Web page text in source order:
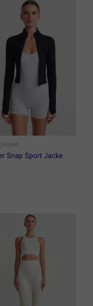
Snap Sport Jacke